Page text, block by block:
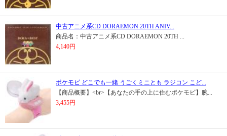
中古アニメ系CD DORAEMON 20TH ANIV...
商品名：中古アニメ系CD DORAEMON 20TH ...
4,140円
ポケモビ どこでも一緒 うごくミニとも ラジコン こど...
【商品概要】<br>【あなたの手の上に住むポケモビ】腕...
3,455円